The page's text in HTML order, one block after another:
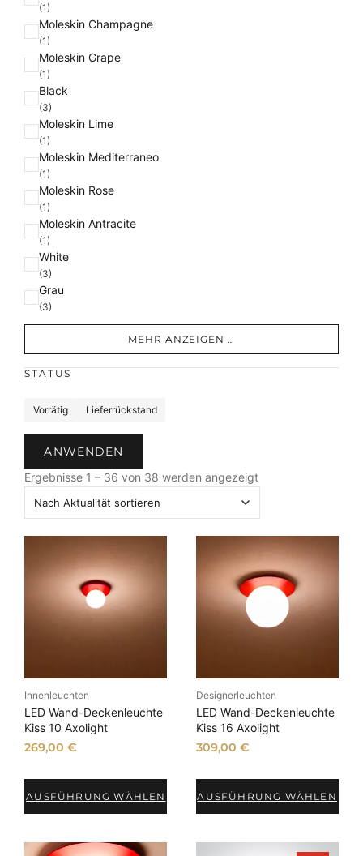
(1)
Moleskin Champagne
(1)
Moleskin Grape
(1)
Black
(3)
Moleskin Lime
(1)
Moleskin Mediterraneo
(1)
Moleskin Rose
(1)
Moleskin Antracite
(1)
White
(3)
Grau
(3)
MEHR ANZEIGEN …
STATUS
u
Vorrätig Lieferrückstand
ANWENDEN
Ergebnisse 1 – 36 von 38 werden angezeigtN
A
t
ä
t
s
t
i
e
Innenleuchten
LED Wand-Deckenleuchte
Kiss 10 Axolight
269,00€
AUSFÜHRUNG WÄHLEN
Designerleuchten
LED Wand-Deckenleuchte
Kiss 16 Axolight
309,00 €
AUSFÜHRUNG WÄHLEN